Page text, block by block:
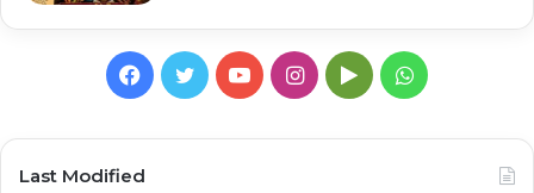
Facebook
TwitterYouTubeInstagram
GoogleWhatsApp
Last Modified